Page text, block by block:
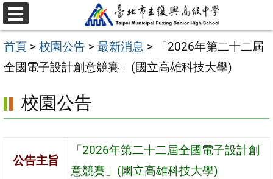
跳
至
主
要
容
區
選
單
首頁 > 校園公告 > 最新消息 >
「2026年第二十二屆
全國電子設計創意競賽」(國立高雄科技大學)
校園公告
公告主旨
「2026年第二十二屆全國電子設計創
意競賽」(國立高雄科技大學)